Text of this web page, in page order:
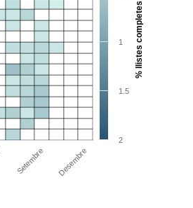
1
1.5
2
% llistes completes
Setembre Desembre